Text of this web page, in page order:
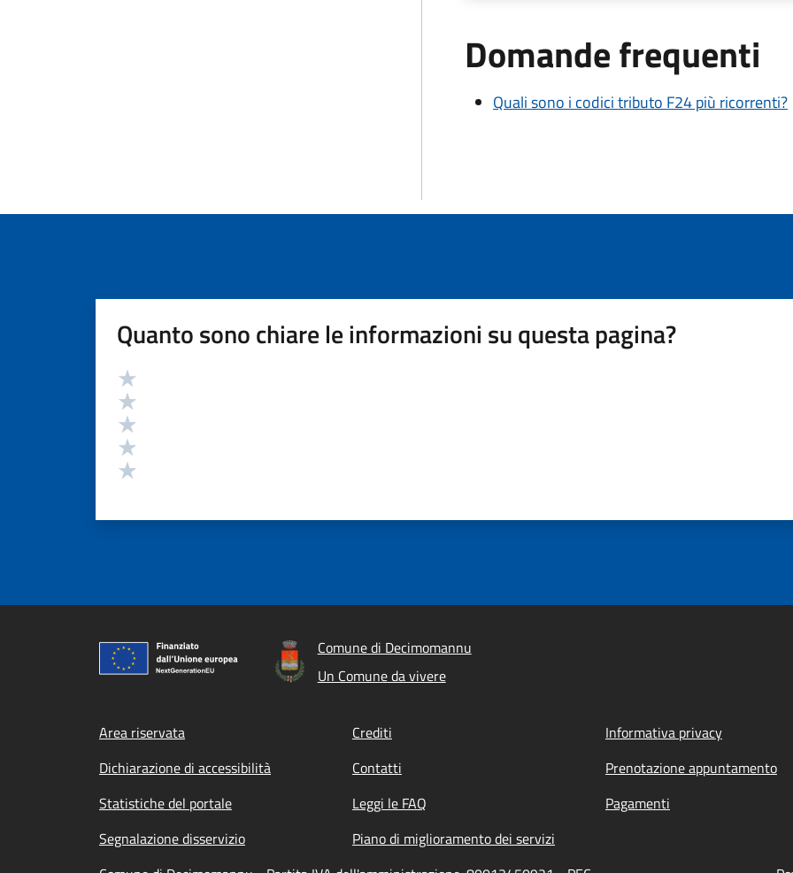
Domande frequenti
Quali sono i codici tributo F24 più ricorrenti?
Quanto sono chiare le informazioni su questa pagina?
Valutazione
Comune di Decimomannu
Un Comune da vivere
Footer menu
Area riservata Crediti
Informativa privacy
Dichiarazione di accessibilità
Contatti
Prenotazione appuntamento
Statistiche del portale
Leggi le FAQ
Pagamenti
Segnalazione disservizio
Piano di miglioramento dei servizi